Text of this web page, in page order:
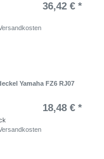
36,42 € *
Yamaha FZ6 RJ07
18,48 € *